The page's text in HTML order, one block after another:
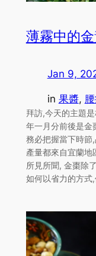
薄霧中的
Jan 9,
in 果醬,
拜訪,今天的主題
年一月分前後是金
務必把握當下時節
產量都來自宜蘭地
所見所聞, 金棗除
如何以省力的方式